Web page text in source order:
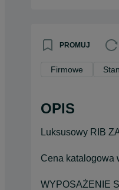
PROMUJ
Firmowe
OPIS
Luksusowy RIB
Cena katalogowa
WYPOSAŻENIE